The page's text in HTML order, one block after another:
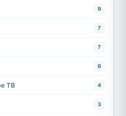
9
7
7
6
ТВ 4
3